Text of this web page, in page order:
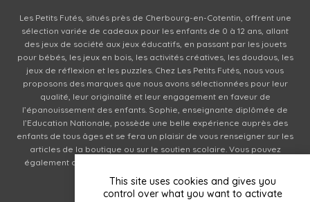
Les Petits Futés, situés près de Cherbourg-en-Cotentin, offrent une
sélection variée de cadeaux pour les enfants de 0 à 12 ans, allant
des jeux de société aux jeux éducatifs, en passant par les jouets
pour bébés, les jeux en bois, les activités créatives, les doudous, les
jeux de réflexion et les puzzles. Chez Les Petits Futés, nous vous
proposons des marques que nous avons sélectionnées pour leur
qualité, leur originalité et leur engagement en faveur de
l’épanouissement des enfants. Sophie, enseignante diplômée de
l’Education Nationale, possède une belle expérience auprès des
enfants de tous âges et se fera un plaisir de vous renseigner sur les
articles de la boutique ou sur le soutien scolaire. Vous pouvez
également commander des produits en ligne (livraison en relais
partout en France).
This site uses cookies and gives you
control over what you want to activate